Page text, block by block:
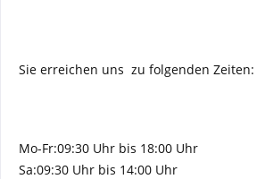
Sie erreichen uns zu folgenden Zeiten:
Mo-Fr:09:30 Uhr bis 18:00 Uhr
Sa:09:30 Uhr bis 14:00 Uhr